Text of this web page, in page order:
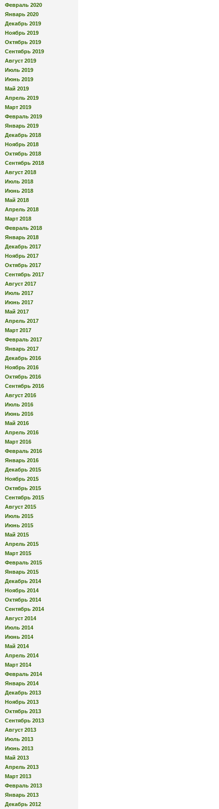
Февраль 2020
Январь 2020
Декабрь 2019
Ноябрь 2019
Октябрь 2019
Сентябрь 2019
Август 2019
Июль 2019
Июнь 2019
Май 2019
Апрель 2019
Март 2019
Февраль 2019
Январь 2019
Декабрь 2018
Ноябрь 2018
Октябрь 2018
Сентябрь 2018
Август 2018
Июль 2018
Июнь 2018
Май 2018
Апрель 2018
Март 2018
Февраль 2018
Январь 2018
Декабрь 2017
Ноябрь 2017
Октябрь 2017
Сентябрь 2017
Август 2017
Июль 2017
Июнь 2017
Май 2017
Апрель 2017
Март 2017
Февраль 2017
Январь 2017
Декабрь 2016
Ноябрь 2016
Октябрь 2016
Сентябрь 2016
Август 2016
Июль 2016
Июнь 2016
Май 2016
Апрель 2016
Март 2016
Февраль 2016
Январь 2016
Декабрь 2015
Ноябрь 2015
Октябрь 2015
Сентябрь 2015
Август 2015
Июль 2015
Июнь 2015
Май 2015
Апрель 2015
Март 2015
Февраль 2015
Январь 2015
Декабрь 2014
Ноябрь 2014
Октябрь 2014
Сентябрь 2014
Август 2014
Июль 2014
Июнь 2014
Май 2014
Апрель 2014
Март 2014
Февраль 2014
Январь 2014
Декабрь 2013
Ноябрь 2013
Октябрь 2013
Сентябрь 2013
Август 2013
Июль 2013
Июнь 2013
Май 2013
Апрель 2013
Март 2013
Февраль 2013
Январь 2013
Декабрь 2012